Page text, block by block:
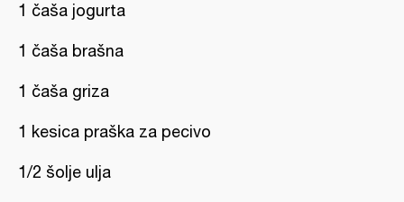
1 čaša jogurta
1 čaša brašna
1 čaša griza
1 kesica praška za pecivo
1/2 šolje ulja